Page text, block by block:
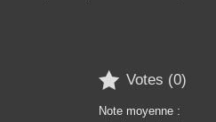
 Votes (0)
Note moyenne :